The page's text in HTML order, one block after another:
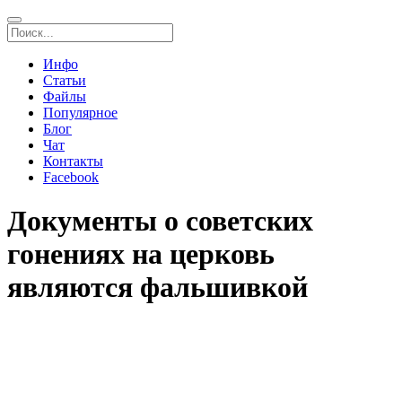
Инфо
Статьи
Файлы
Популярное
Блог
Чат
Контакты
Facebook
Документы о советских
гонениях на церковь
являются фальшивкой